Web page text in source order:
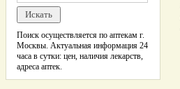
Поиск осуществляется по аптекам г.
Москвы. Актуальная информация 24
часа в сутки: цен, наличия лекарств,
адреса аптек.